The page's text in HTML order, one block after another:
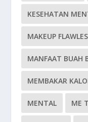
KESEHATAN
MAKEUP
MANFAAT BUAH
MEMBAKAR
MENTAL ME